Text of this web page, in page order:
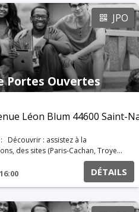
des admissions.
en récupérant toutes les
aides au financement, etc.).
élèves de l’école.
JPO
Portes Ouvertes
Léon Blum 44600 Saint-
des sites (Paris-Cachan, Troyes,
d’admissions, de la
: rencontrez
(international, stages,
des admissions.
16:00 DÉTAILS